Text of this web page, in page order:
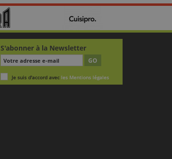
S'abonner à la Newsletter
GO
Je suis d'accord avec les Mentions légales